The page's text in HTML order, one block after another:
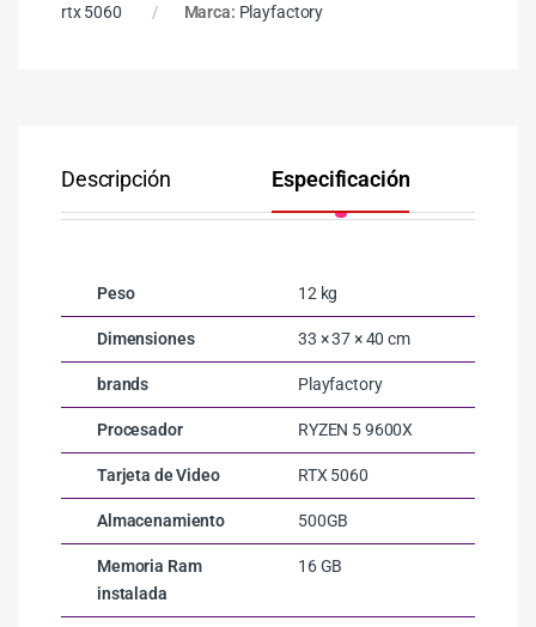
rtx 5060 Marca: Playfactory
Descripción Especificación
Peso 12 kg
Dimensiones 33 × 37 × 40 cm
brands Playfactory
Procesador RYZEN 5 9600X
Tarjeta de Video RTX 5060
Almacenamiento 500GB
Memoria Ram
instalada
16 GB